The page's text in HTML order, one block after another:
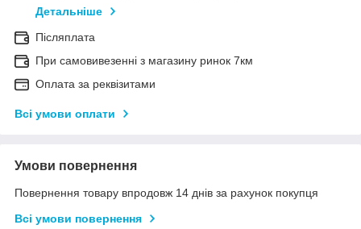
Детальніше
Післяплата
При самовивезенні з магазину ринок 7км
Оплата за реквізитами
Всі умови оплати
Умови повернення
Повернення товару впродовж 14 днів за рахунок покупця
Всі умови повернення